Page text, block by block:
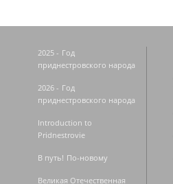
2025 - Год
приднестровского народа
2026 - Год
приднестровского народа
Introduction to
Pridnestrovie
В путь! По-новому
Великая Отечественная